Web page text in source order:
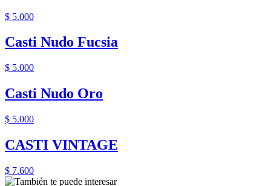
$ 5.000
Casti Nudo Fucsia
$ 5.000
Casti Nudo Oro
$ 5.000
CASTI VINTAGE
$ 7.600